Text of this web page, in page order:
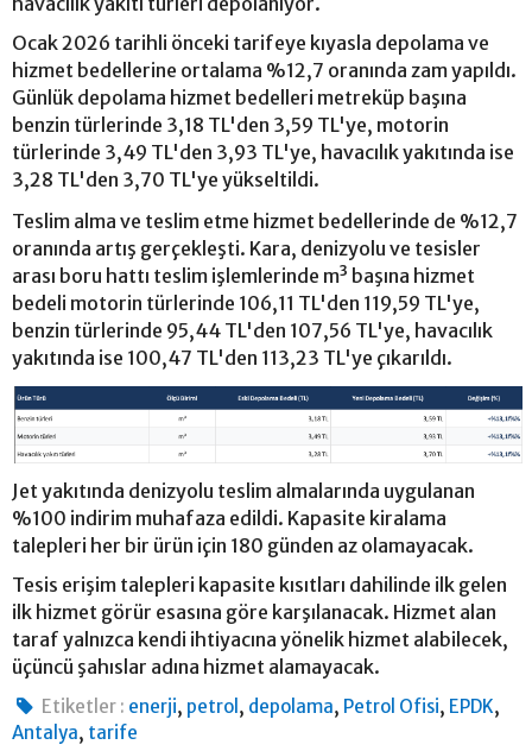
Ocak 2026 tarihli önceki tarifeye kıyasla depolama ve
hizmet bedellerine ortalama %12,7 oranında zam yapıldı.
Günlük depolama hizmet bedelleri metreküp başına
benzin türlerinde 3,18 TL'den 3,59 TL'ye, motorin
türlerinde 3,49 TL'den 3,93 TL'ye, havacılık yakıtında ise
3,28 TL'den 3,70 TL'ye yükseltildi.
Teslim alma ve teslim etme hizmet bedellerinde de %12,7
oranında artış gerçekleşti. Kara, denizyolu ve tesisler
arası boru hattı teslim işlemlerinde m³ başına hizmet
bedeli motorin türlerinde 106,11 TL'den 119,59 TL'ye,
benzin türlerinde 95,44 TL'den 107,56 TL'ye, havacılık
yakıtında ise 100,47 TL'den 113,23 TL'ye çıkarıldı.
Jet yakıtında denizyolu teslim almalarında uygulanan
%100 indirim muhafaza edildi. Kapasite kiralama
talepleri her bir ürün için 180 günden az olamayacak.
Tesis erişim talepleri kapasite kısıtları dahilinde ilk gelen
ilk hizmet görür esasına göre karşılanacak. Hizmet alan
taraf yalnızca kendi ihtiyacına yönelik hizmet alabilecek,
üçüncü şahıslar adına hizmet alamayacak.
Etiketler : enerji, petrol , depolama, Petrol Ofisi, EPDK,
Antalya, tarife